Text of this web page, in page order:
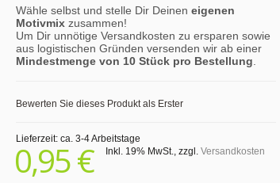
Wähle selbst und stelle Dir Deinen eigenen
Motivmix zusammen!
Um Dir unnötige Versandkosten zu ersparen sowie
aus logistischen Gründen versenden wir ab einer
Mindestmenge von 10 Stück pro Bestellung
Bewerten Sie dieses Produkt als Erster
Lieferzeit: ca. 3-4 Arbeitstage
0,95 € Inkl. 19% MwSt., zzgl. Versandkosten